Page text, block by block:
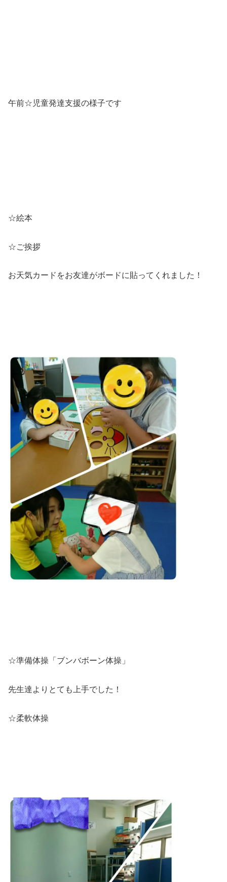
午前☆児童発達支援の様子です
☆絵本
☆ご挨拶
お天気カードをお友達がボードに貼ってくれました！
☆準備体操「ブンバボーン体操」
先生達よりとても上手でした！
☆柔軟体操